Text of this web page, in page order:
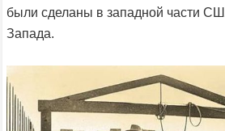
были сделаны в западной части
Запада.